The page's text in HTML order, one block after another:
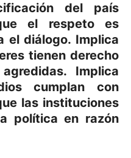
del país
el respeto es
el diálogo. Implica
tienen derecho
Implica
cumplan con
las instituciones
política en razón